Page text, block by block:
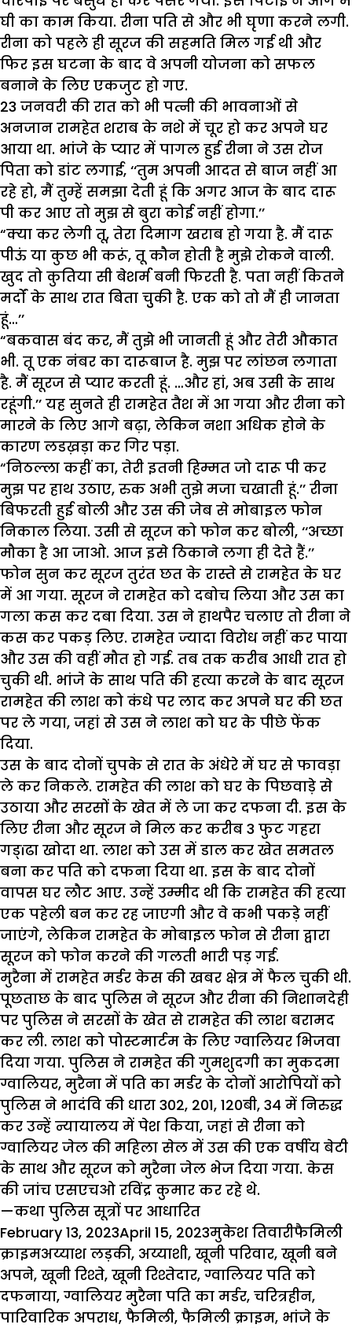
घी का काम किया. रीना पति से और भी घृणा करने लगी.
रीना को पहले ही सूरज की सहमति मिल गई थी और
फिर इस घटना के बाद वे अपनी योजना को सफल
बनाने के लिए एकजुट हो गए.
23 जनवरी की रात को भी पत्नी की भावनाओं से
अनजान रामहेत शराब के नशे में चूर हो कर अपने घर
आया था. भांजे के प्यार में पागल हुई रीना ने उस रोज
पिता को डांट लगाई, ‘‘तुम अपनी आदत से बाज नहीं आ
रहे हो, मैं तुम्हें समझा देती हूं कि अगर आज के बाद दारू
पी कर आए तो मुझ से बुरा कोई नहीं होगा.’’
“क्या कर लेगी तू, तेरा दिमाग खराब हो गया है. मैं दारू
पीऊं या कुछ भी करूं, तू कौन होती है मुझे रोकने वाली.
खुद तो कुतिया सी बेशर्म बनी फिरती है. पता नहीं कितने
मर्दों के साथ रात बिता चुुकी है. एक को तो मैं ही जानता
हूं…’’
“बकवास बंद कर, मैं तुझे भी जानती हूं और तेरी औकात
भी. तू एक नंबर का दारूबाज है. मुझ पर लांछन लगाता
है. मैं सूरज से प्यार करती हूं. …और हां, अब उसी के साथ
रहूंगी.’’ यह सुनते ही रामहेत तैश में आ गया और रीना को
मारने के लिए आगे बढ़ा, लेकिन नशा अधिक होने के
कारण लडख़ड़ा कर गिर पड़ा.
“निठल्ला कहीं का, तेरी इतनी हिम्मत जो दारू पी कर
मुझ पर हाथ उठाए, रुक अभी तुझे मजा चखाती हूं.’’ रीना
बिफरती हुई बोली और उस की जेब से मोबाइल फोन
निकाल लिया. उसी से सूरज को फोन कर बोली, ‘‘अच्छा
मौका है आ जाओ. आज इसे ठिकाने लगा ही देते हैं.’’
फोन सुन कर सूरज तुरंत छत के रास्ते से रामहेत के घर
में आ गया. सूरज ने रामहेत को दबोच लिया और उस का
गला कस कर दबा दिया. उस ने हाथपैर चलाए तो रीना ने
कस कर पकड़ लिए. रामहेत ज्यादा विरोध नहीं कर पाया
और उस की वहीं मौत हो गई. तब तक करीब आधी रात हो
चुकी थी. भांजे के साथ पति की हत्या करने के बाद सूरज
रामहेत की लाश को कंधे पर लाद कर अपने घर की छत
पर ले गया, जहां से उस ने लाश को घर के पीछे फेंक
दिया.
उस के बाद दोनों चुपके से रात के अंधेरे में घर से फावड़ा
ले कर निकले. रामहेत की लाश को घर के पिछवाड़े से
उठाया और सरसों के खेत में ले जा कर दफना दी. इस के
लिए रीना और सूरज ने मिल कर करीब 3 फुट गहरा
गड्ïढा खोदा था. लाश को उस में डाल कर खेत समतल
बना कर पति को दफना दिया था. इस के बाद दोनों
वापस घर लौट आए. उन्हें उम्मीद थी कि रामहेत की हत्या
एक पहेली बन कर रह जाएगी और वे कभी पकड़े नहीं
जाएंगे, लेकिन रामहेत के मोबाइल फोन से रीना द्वारा
सूरज को फोन करने की गलती भारी पड़ गई.
मुरैना में रामहेत मर्डर केस की खबर क्षेत्र में फैल चुकी थी.
पूछताछ के बाद पुलिस ने सूरज और रीना की निशानदेही
पर पुलिस ने सरसों के खेत से रामहेत की लाश बरामद
कर ली. लाश को पोस्टमार्टम के लिए ग्वालियर भिजवा
दिया गया. पुलिस ने रामहेत की गुमशुदगी का मुकदमा
ग्वालियर, मुरैना में पति का मर्डर के दोनों आरोपियों को
पुलिस ने भादंवि की धारा 302, 201, 120बी, 34 में निरुद्ध
कर उन्हें न्यायालय में पेश किया, जहां से रीना को
ग्वालियर जेल की महिला सेल में उस की एक वर्षीय बेटी
के साथ और सूरज को मुरैना जेल भेज दिया गया. केस
की जांच एसएचओ रविंद्र कुमार कर रहे थे.
—कथा पुलिस सूत्रों पर आधारित
Posted
on
February 13, 2023April 15, 2023Author
मुकेश तिवारीफैमिली
क्राइमTags
अय्याश लड़की, अय्याशी, खूनी परिवार, खूनी बने
अपने, खूनी रिश्ते, खूनी रिश्तेदार, ग्वालियर पति को
दफनाया, ग्वालियर मुरैना पति का मर्डर, चरित्रहीन,
पारिवारिक अपराध, फैमिली, फैमिली क्राइम, भांजे के